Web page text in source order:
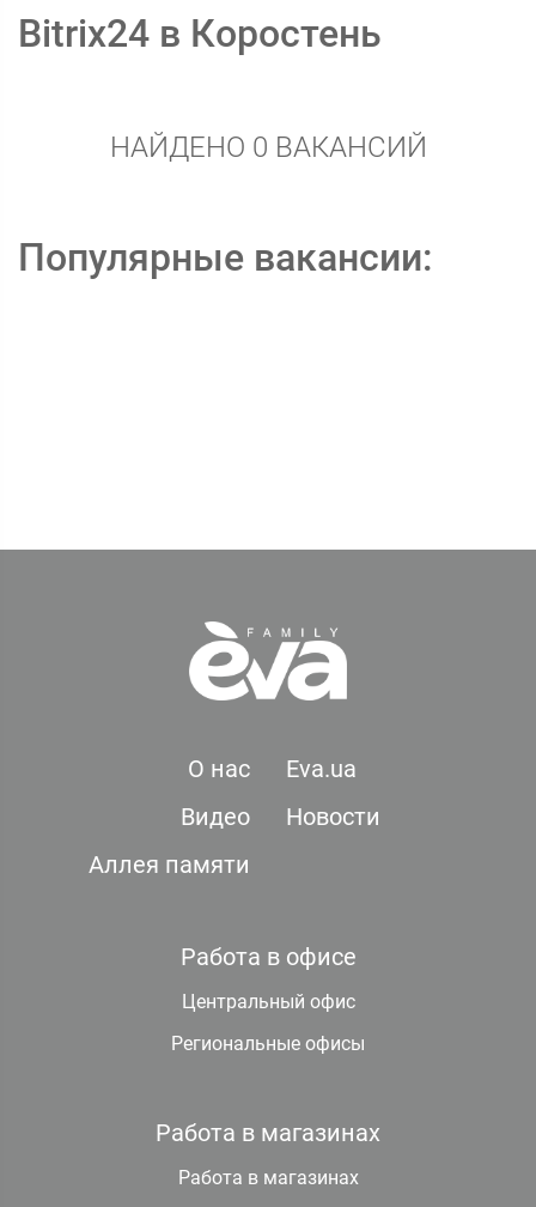
Bitrix24 в Коростень
НАЙДЕНО 0 ВАКАНСИЙ
Популярные вакансии:
О нас
Eva.ua
Видео
Новости
Аллея памяти
Работа в офисе
Центральный офис
Региональные офисы
Работа в магазинах
Работа в магазинах